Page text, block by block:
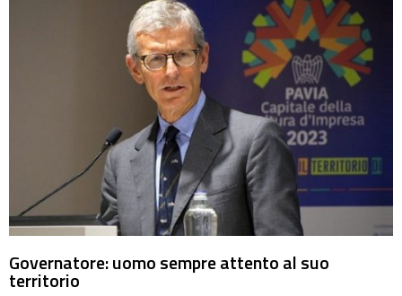
Governatore: uomo sempre attento al suo
territorio